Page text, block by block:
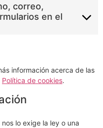
correo,
en el
información acerca de las
Política de cookies.
lo exige la ley o una